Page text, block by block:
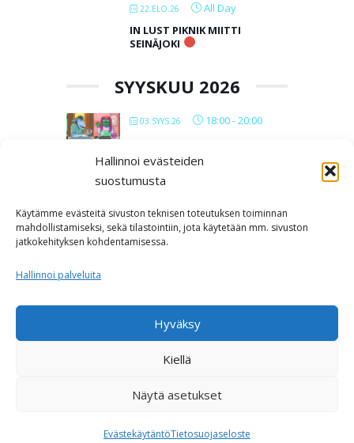
Hallinnoi evästeiden
suostumusta
Käytämme evästeitä sivuston teknisen toteutuksen toiminnan
mahdollistamiseksi, sekä tilastointiin, jota käytetään mm. sivuston
jatkokehityksen kohdentamisessa.
Hallinnoi palveluita
Hyväksy
Kiellä
Näytä asetukset
EvästekäytäntöTietosuojaseloste
22.ELO.26
All Day
IN LUST PIKNIK MIITTI
SEINÄJOKI
SYYSKUU 2026
03.SYYS.26 18:00-20:00
IN LUST BAARIMIITTI
SEINÄJOKI
Copyright © 2026 Polyamoria ja monisuhteisuus